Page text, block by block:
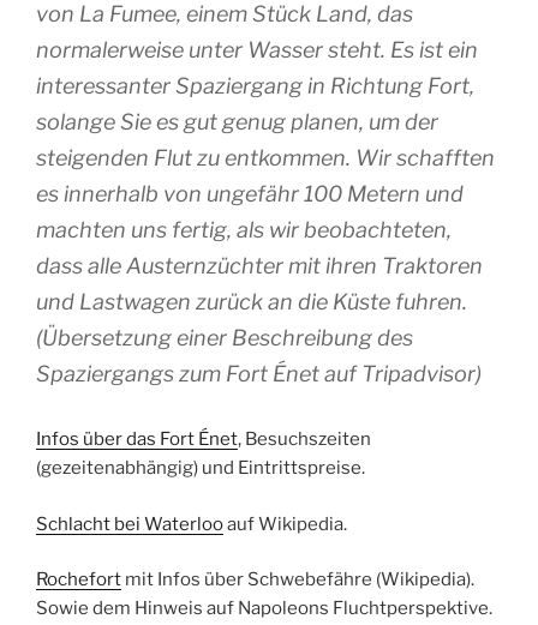
von La Fumee, einem Stück Land, das
normalerweise unter Wasser steht. Es ist ein
interessanter Spaziergang in Richtung Fort,
solange Sie es gut genug planen, um der
steigenden Flut zu entkommen. Wir schafften
es innerhalb von ungefähr 100 Metern und
machten uns fertig, als wir beobachteten,
dass alle Austernzüchter mit ihren Traktoren
und Lastwagen zurück an die Küste fuhren.
(Übersetzung einer Beschreibung des
Spaziergangs zum Fort Énet auf Tripadvisor)
Infos über das Fort Énet, Besuchszeiten
(gezeitenabhängig) und Eintrittspreise.
Schlacht bei Waterlooauf Wikipedia.
Rochefort mit Infos über Schwebefähre (Wikipedia).
Sowie dem Hinweis auf Napoleons Fluchtperspektive.